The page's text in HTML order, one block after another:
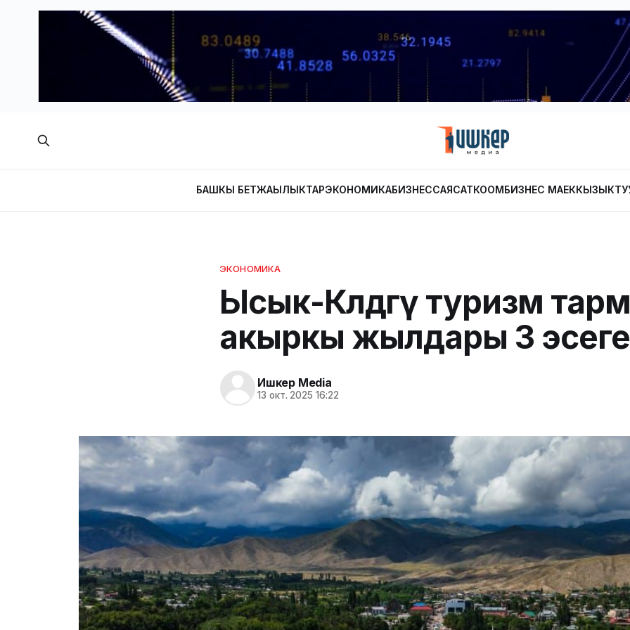
БАШКЫ БЕТЖАҢЫЛЫКТАРЭКОНОМИКАБИЗНЕССАЯСАТКООМБИЗНЕС МАЕК
ЭКОНОМИКА
Ысык-Көлдөгү туризм
акыркы жылдары 3 эсеге
Ишкер Media
13 окт. 2025 16:22